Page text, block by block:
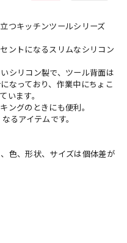
つキッチンツールシリーズ
ントになるスリムなシリコン
シリコン製で、ツール背面は
なっており、作業中にちょこ
います。
ングのときにも便利。
るアイテムです。
色、形状、サイズは個体差が